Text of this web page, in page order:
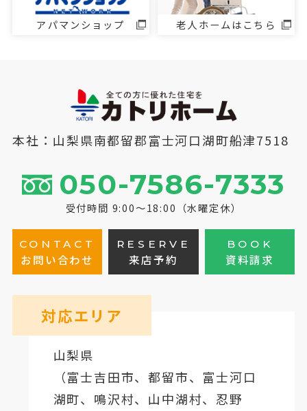
アパマンショップ 老人ホームはこちら
本社：山梨県南都留郡富士河口湖町船津7518
050-7586-7333
受付時間 9:00～18:00（水曜定休）
CONTACT
お問い合わせ
RESERVE
来店予約
BOOK
資料請求
対応エリア
山梨県
（富士吉田市、都留市、 富士河口
湖町、鳴沢村、山中湖村、忍野